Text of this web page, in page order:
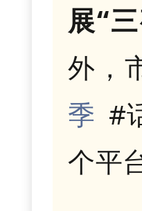
展“
外，
季 #
个平